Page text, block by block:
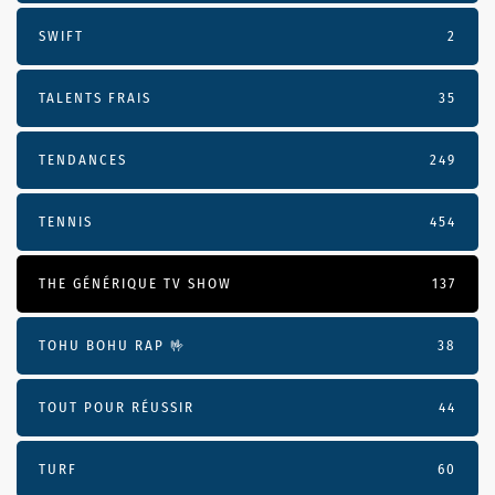
SWIFT 2
TALENTS FRAIS 35
TENDANCES 249
TENNIS 454
THE GÉNÉRIQUE TV SHOW 137
TOHU BOHU RAP 🤟 38
TOUT POUR RÉUSSIR 44
TURF 60